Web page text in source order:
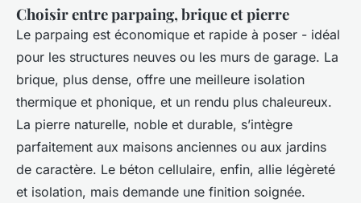
Choisir entre parpaing, brique et pierre
Le parpaing est économique et rapide à poser - idéal
pour les structures neuves ou les murs de garage. La
brique, plus dense, offre une meilleure isolation
thermique et phonique, et un rendu plus chaleureux.
La pierre naturelle, noble et durable, s’intègre
parfaitement aux maisons anciennes ou aux jardins
de caractère. Le béton cellulaire, enfin, allie légèreté
et isolation, mais demande une finition soignée.